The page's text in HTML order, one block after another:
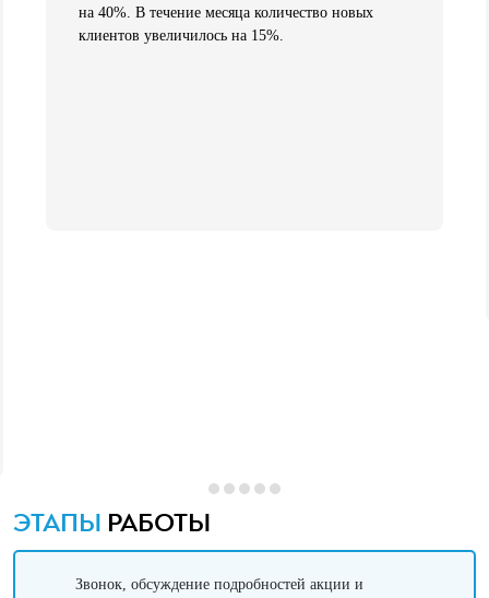
на 40%. В течение месяца количество новых
клиентов увеличилось на 15%.
ЭТАПЫ РАБОТЫ
Звонок, обсуждение подробностей акции и